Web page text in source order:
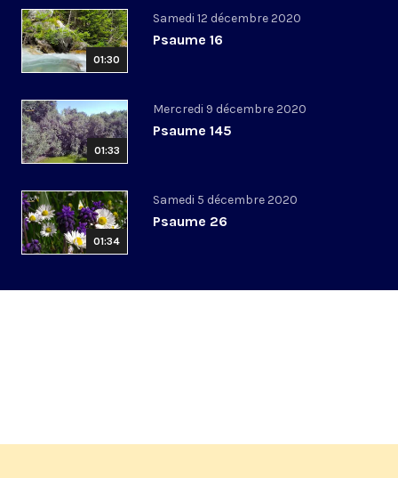
01:30
Samedi 12 décembre 2020
Psaume 16
01:33
Mercredi 9 décembre 2020
Psaume 145
01:34
Samedi 5 décembre 2020
Psaume 26